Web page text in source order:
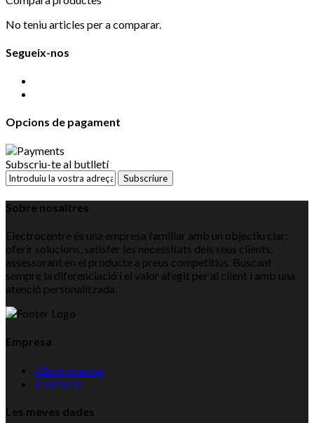
No teniu articles per a comparar.
Segueix-nos
Opcions de pagament
Subscriu-te al butlletí
Subscriure
Sobre nosaltres
Electrocentre és una empresa familiar amb un objectiu clar:
oferir solucions, satisfer les necessitats dels seus clients,
assessorant en el producte a preus competitius. Buscant
sempre la diferenciació i el valor afegit per al client i amb una
atenció personalitzada.
Empresa
›Electrocentre
›Contacta
Les meves dades